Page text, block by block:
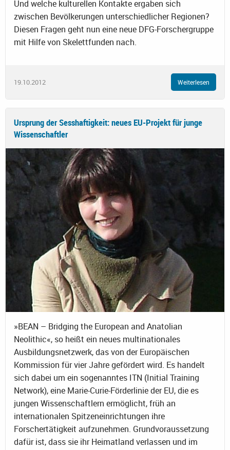
Und welche kulturellen Kontakte ergaben sich
zwischen Bevölkerungen unterschiedlicher Regionen?
Diesen Fragen geht nun eine neue DFG-Forschergruppe
mit Hilfe von Skelettfunden nach.
19.10.2012 Weiterlesen
Ursprung der Sesshaftigkeit: neues EU-Projekt für junge
Wissenschaftler
»BEAN – Bridging the European and Anatolian
Neolithic«, so heißt ein neues multinationales
Ausbildungsnetzwerk, das von der Europäischen
Kommission für vier Jahre gefördert wird. Es handelt
sich dabei um ein sogenanntes ITN (Initial Training
Network), eine Marie-Curie-Förderlinie der EU, die es
jungen Wissenschaftlern ermöglicht, früh an
internationalen Spitzeneinrichtungen ihre
Forschertätigkeit aufzunehmen. Grundvoraussetzung
dafür ist, dass sie ihr Heimatland verlassen und im